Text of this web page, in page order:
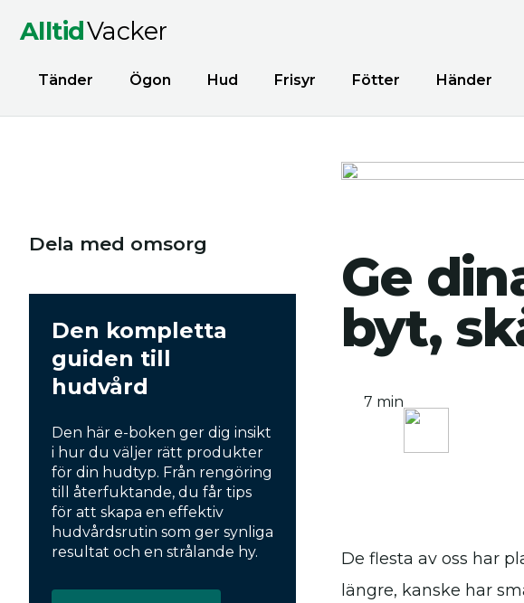
AlltidVacker
Tänder Ögon Hud Frisyr Fötter Händer
Ge
byt,
7 min
De flesta av oss har
längre, kanske har
Dela med omsorg
Den kompletta
guiden till
hudvård
Den här e-boken ger dig insikt
i hur du väljer rätt produkter
för din hudtyp. Från rengöring
till återfuktande, du får tips
för att skapa en effektiv
hudvårdsrutin som ger synliga
resultat och en strålande hy.